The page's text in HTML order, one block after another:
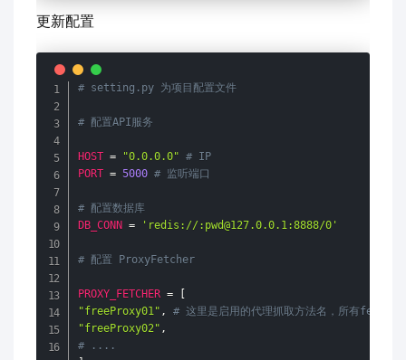
更新配置
# setting.py 为项目配置文件
# 配置API服务
HOST = "0.0.0.0" # IP
PORT = 5000 # 监听端口
# 配置数据库
DB_CONN = 'redis://:pwd@127.0.0.1:8888/0'
# 配置 ProxyFetcher
PROXY_FETCHER =
"freeProxy01" ,
# 这里是启用的代理抓取方法名，所有
"freeProxy02" ,
# ....